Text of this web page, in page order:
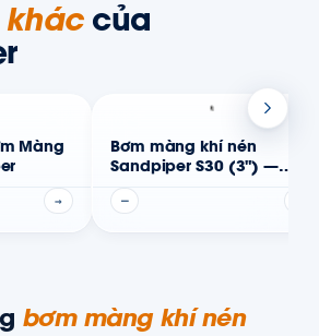
kháccủa
Màng
→
Bơm màng khí nén
Sandpiper S30 (3") —
Thân phi kim
—
bơm màng khí nén